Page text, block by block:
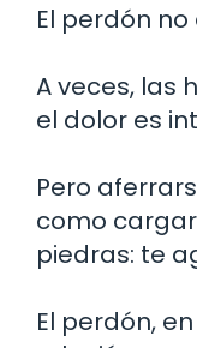
El perdón
A veces, las
el dolor es
Pero
como
piedras: te
El perdón,